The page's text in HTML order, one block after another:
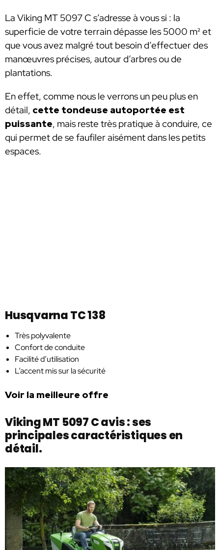
La Viking MT 5097 C s’adresse à vous si : la
superficie de votre terrain dépasse les 5000 m² et
que vous avez malgré tout besoin d’effectuer des
manœuvres précises, autour d’arbres ou de
plantations.
En effet, comme nous le verrons un peu plus en
détail, cette tondeuse autoportée est
puissante, mais reste très pratique à conduire, ce
qui permet de se faufiler aisément dans les petits
espaces.
Husqvarna TC 138
Très polyvalente
Confort de conduite
Facilité d’utilisation
L’accent mis sur la sécurité
Voir la meilleure offre
Viking MT 5097 C avis : ses
principales caractéristiques en
détail.